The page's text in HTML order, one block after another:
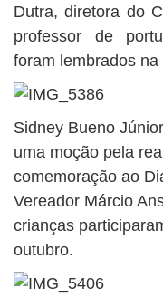
Dutra, diretora do
professor de
foram lembrados
Sidney Bueno
uma moção pela
comemoração ao
Vereador Márcio
crianças
outubro.